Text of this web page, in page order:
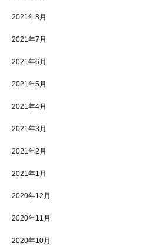
2021年8月
2021年7月
2021年6月
2021年5月
2021年4月
2021年3月
2021年2月
2021年1月
2020年12月
2020年11月
2020年10月